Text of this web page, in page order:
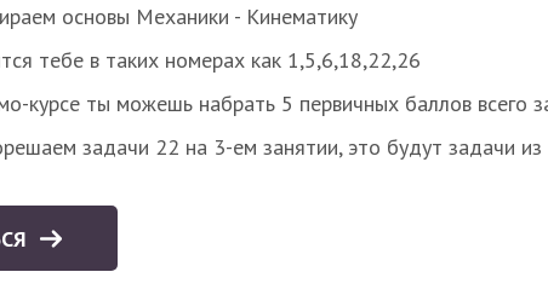
основы Механики - Кинематику
тебе в таких номерах как 1,5,6,18,22,26
курсе ты можешь набрать 5 первичных баллов всего
задачи 22 на 3-ем занятии, это будут задачи из